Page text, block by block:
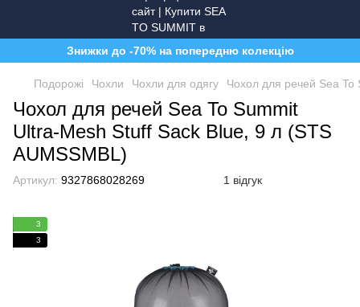
Знижки до -70% на попередню колекцію
Подорожі Чохли Чохли для одягу Чохол для речей Sea To
Чохол для речей Sea To Summit
Ultra-Mesh Stuff Sack Blue, 9 л (STS
AUMSSMBL)
Артикул: 9327868028269 1 відгук
3
3